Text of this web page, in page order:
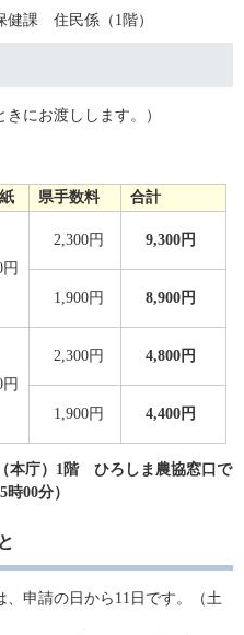
健課 住民係（1階）
にお渡しします。）
県手数料 合計
2,300円 9,300円
1,900円 8,900円
2,300円 4,800円
1,900円 4,400円
本庁）1階 ひろしま農協窓口で
00分）
申請の日から11日です。（土